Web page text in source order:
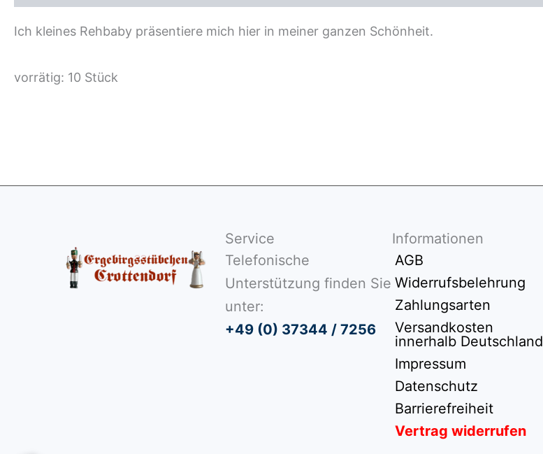
Ich kleines Rehbaby präsentiere mich hier in meiner ganzen Schönheit.
vorrätig: 10 Stück
Service
Telefonische
Unterstützung finden Sie
unter:
+49 (0) 37344 / 7256
Informationen
AGB
Widerrufsbelehrung
Zahlungsarten
Versandkosten
innerhalb Deutschland
Impressum
Datenschutz
Barrierefreiheit
Vertrag widerrufen